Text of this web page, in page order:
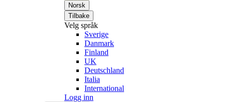
Norsk
Tilbake
Velg språk
Sverige
Danmark
Finland
UK
Deutschland
Italia
International
Logg inn